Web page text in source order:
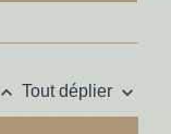
keyboard_arrow_up Tout déplier keyboard_arrow_down